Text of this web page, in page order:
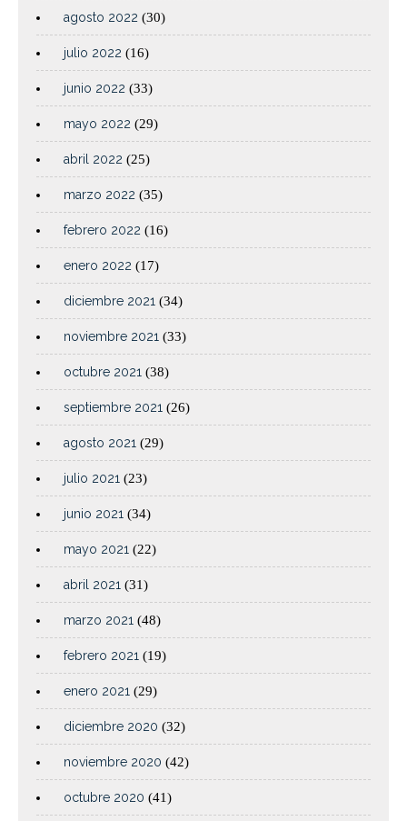
agosto 2022 (30)
julio 2022 (16)
junio 2022 (33)
mayo 2022 (29)
abril 2022 (25)
marzo 2022 (35)
febrero 2022 (16)
enero 2022 (17)
diciembre 2021 (34)
noviembre 2021 (33)
octubre 2021 (38)
septiembre 2021 (26)
agosto 2021 (29)
julio 2021 (23)
junio 2021 (34)
mayo 2021 (22)
abril 2021 (31)
marzo 2021 (48)
febrero 2021 (19)
enero 2021 (29)
diciembre 2020 (32)
noviembre 2020 (42)
octubre 2020 (41)